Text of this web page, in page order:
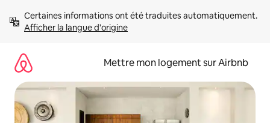
directement
Afficher la langue d'origine
Mettre mon logement sur Airbnb